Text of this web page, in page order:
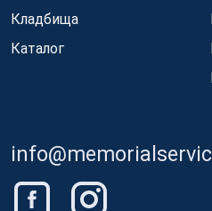
Кладбища
Каталог